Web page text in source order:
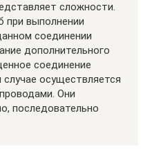
сложности.
при выполнении
соединении
дополнительного
соединение
осуществляется
Они
последовательно